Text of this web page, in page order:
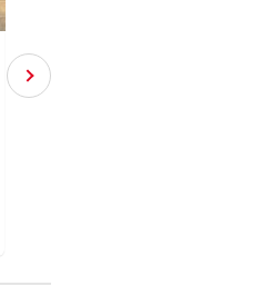
ｘＤｒｉｖｅツーリング ラグ
ジュアリー レザーシート
アンビエントライト メモリー
支払総額